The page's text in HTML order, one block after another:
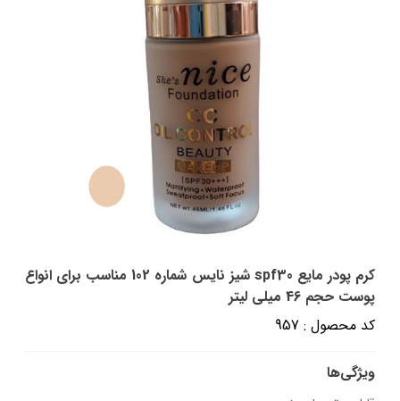
کرم پودر مایع spf30 شیز نایس شماره 102 مناسب برای انواع
پوست حجم 46 میلی لیتر
کد محصول : 957
ویژگی‌ها